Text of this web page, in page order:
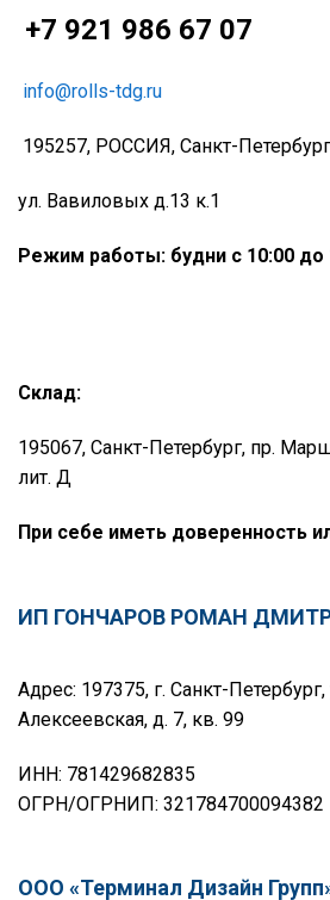
+7 921 986 67 07
info@rolls-tdg.ru
195257, РОССИЯ, Санкт-
ул. Вавиловых д.13 к.1
Режим работы: будни с 10:00 до
Склад:
195067, Санкт-Петербург, пр.
лит. Д
При себе иметь доверенность
ИП ГОНЧАРОВ РОМАН
Адрес: 197375, г. Санкт-Петербург,
Алексеевская, д. 7, кв. 99
ИНН: 781429682835
ОГРН/ОГРНИП: 321784700094382
ООО «Терминал Дизайн